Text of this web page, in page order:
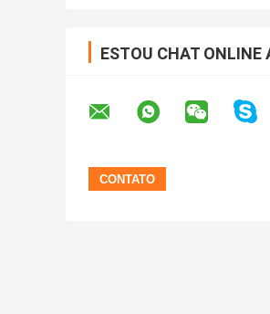
ESTOU CHAT ONLINE